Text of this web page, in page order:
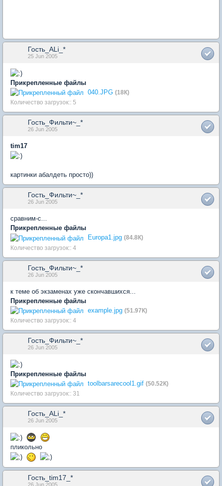
Гость_ALi_*
25 Jun 2005
Прикрепленные файлы
040.JPG (18К)
Количество загрузок:: 5
Гость_Фильти~_*
26 Jun 2005
tim17
картинки абалдеть просто))
Гость_Фильти~_*
26 Jun 2005
сравним-с...
Прикрепленные файлы
Europa1.jpg (84.8К)
Количество загрузок:: 4
Гость_Фильти~_*
26 Jun 2005
к теме об экзаменах уже скончавшихся...
Прикрепленные файлы
example.jpg (51.97К)
Количество загрузок:: 4
Гость_Фильти~_*
26 Jun 2005
Прикрепленные файлы
toolbarsarecool1.gif (50.52К)
Количество загрузок:: 31
Гость_ALi_*
26 Jun 2005
пликольно
Гость_tim17_*
26 Jun 2005